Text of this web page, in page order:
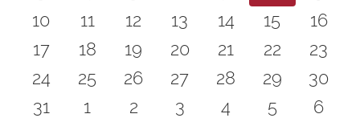
eventieventieventieventieventieventi
0
eventi
10
0
eventi
11
0
eventi
12
0
eventi
13
0
eventi
14
0
eventi
15
0
eventi
16
0
eventi
17
0
eventi
18
0
eventi
19
0
eventi
20
0
eventi
21
0
eventi
22
0
eventi
23
0
eventi
24
0
eventi
25
0
eventi
26
0
eventi
27
0
eventi
28
0
eventi
29
0
eventi
30
0
31
0
1
0
2
0
3
0
4
0
5
0
6